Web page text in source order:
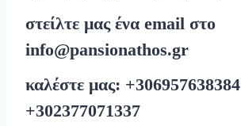
στείλτε μας ένα email στο
info@pansionathos.gr
καλέστε μας: +306957638384
+302377071337